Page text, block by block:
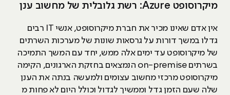
מיקרוסופט Azure: רשת גלובלית של מחשוב ענן
אין אדם שאינו מכיר את חברת מיקרוסופט, אנשי IT רבים
גדלו במשך דורות על גרסאות שונות של מערכות השרתים
של מיקרוסופט עד ימים אלה ממש, יחד עם המשך התמיכה
בשרתים on-premise הנמצאים בחזקת הארגונים, הקימה
מיקרוסופט מרכזי מחשוב עצומים ולמעשה בנתה את הענן
שלה שעם הזמן גדל וממשיך לגדול וכולל היום לא פחות מ